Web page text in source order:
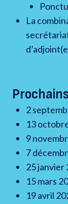
La
2
13
9
7
25 janvier
15 mars
19 avril